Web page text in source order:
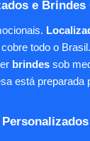
e
todo o Brasil.
brindessob
está preparada